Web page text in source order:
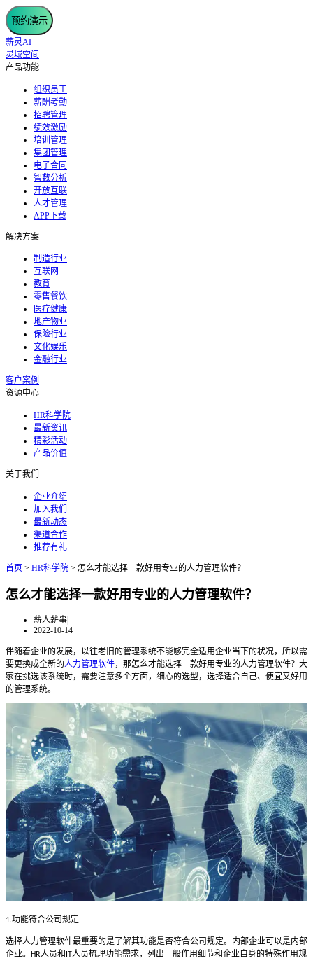
预约演示
薪灵AI
灵域空间
产品功能
组织员工
薪酬考勤
招聘管理
绩效激励
培训管理
集团管理
电子合同
智数分析
开放互联
人才管理
APP下载
解决方案
制造行业
互联网
教育
零售餐饮
医疗健康
地产物业
保险行业
文化娱乐
金融行业
客户案例
资源中心
HR科学院
最新资讯
精彩活动
产品价值
关于我们
企业介绍
加入我们
最新动态
渠道合作
推荐有礼
首页 > HR科学院 > 怎么才能选择一款好用专业的人力管理软件？
怎么才能选择一款好用专业的人力管理软件？
薪人薪事|
2022-10-14
伴随着企业的发展，以往老旧的管理系统不能够完全适用企业当下的状况，所以需
要更换成全新的人力管理软件，那怎么才能选择一款好用专业的人力管理软件？大
家在挑选该系统时，需要注意多个方面，细心的选型，选择适合自己、便宜又好用
的管理系统。
1.功能符合公司规定
选择人力管理软件最重要的是了解其功能是否符合公司规定。内部企业可以是内部
企业。
HR人员和 IT人员梳理功能需求，列出一般作用细节和企业自身的特殊作用规